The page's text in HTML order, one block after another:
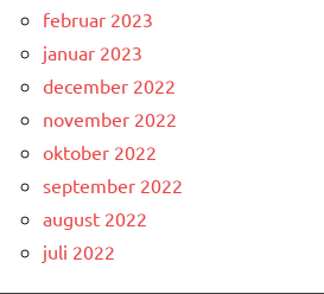
februar 2023
januar 2023
december 2022
november 2022
oktober 2022
september 2022
august 2022
juli 2022